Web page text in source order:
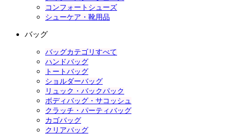
コンフォートシューズ
シューケア・靴用品
バッグ
バッグカテゴリすべて
ハンドバッグ
トートバッグ
ショルダーバッグ
リュック・バックパック
ボディバッグ・サコッシュ
クラッチ・パーティバッグ
カゴバッグ
クリアバッグ